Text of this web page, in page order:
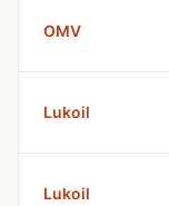
OMV
Lukoil
Lukoil